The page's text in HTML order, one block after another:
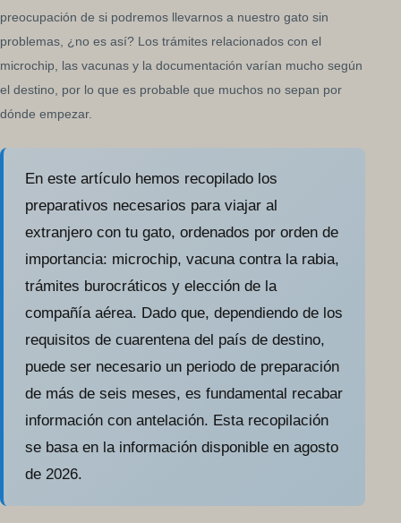
preocupación de si podremos llevarnos a nuestro gato sin
problemas, ¿no es así? Los trámites relacionados con el
microchip, las vacunas y la documentación varían mucho según
el destino, por lo que es probable que muchos no sepan por
dónde empezar.
En este artículo hemos recopilado los
preparativos necesarios para viajar al
extranjero con tu gato, ordenados por orden de
importancia: microchip, vacuna contra la rabia,
trámites burocráticos y elección de la
compañía aérea. Dado que, dependiendo de los
requisitos de cuarentena del país de destino,
puede ser necesario un periodo de preparación
de más de seis meses, es fundamental recabar
información con antelación. Esta recopilación
se basa en la información disponible en agosto
de 2026.